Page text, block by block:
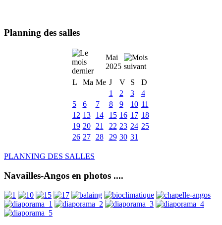
Planning des salles
Mai
2025
L
Ma Me J V S
D
1
2 3
4
5
6 7 8 9 10 11
12 13 14 15 16 17 18
19 20 21 22 23 24 25
26 27 28 29 30 31
PLANNING DES SALLES
Navailles-Angos en photos ....